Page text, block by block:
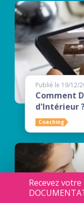
Publié le 19/12/
Comment
d'Intérieur
Coaching
Recevez votre